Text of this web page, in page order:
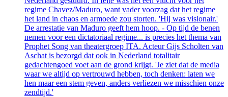
regime Chavez/Maduro, want vader voorzag dat het regime
het land in chaos en armoede zou storten. 'Hij was visionair.'
De arrestatie van Maduro geeft hem hoop. - Op tijd de benen
nemen voor een dictatoriaal regime... is precies het thema van
Prophet Song van theatergroep ITA. Acteur Gijs Scholten van
Aschat is bezorgd dat ook in Nederland totalitair
gedachtengoed voet aan de grond krijgt. 'Je ziet dat de media
waar we altijd op vertrouwd hebben, toch denken: laten we
hen maar een stem geven, anders verliezen we misschien onze
zendtijd.'